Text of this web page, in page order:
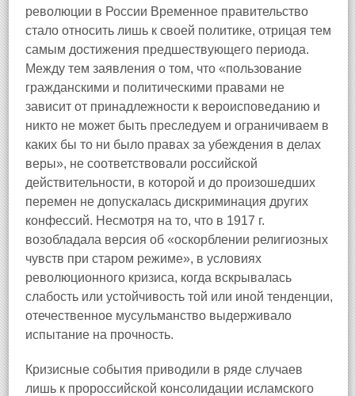
революции в России Временное правительство
стало относить лишь к своей политике, отрицая тем
самым достижения предшествующего периода.
Между тем заявления о том, что «пользование
гражданскими и политическими правами не
зависит от принадлежности к вероисповеданию и
никто не может быть преследуем и ограничиваем в
каких бы то ни было правах за убеждения в делах
веры», не соответствовали российской
действительности, в которой и до произошедших
перемен не допускалась дискриминация других
конфессий. Несмотря на то, что в 1917 г.
возобладала версия об «оскорблении религиозных
чувств при старом режиме», в условиях
революционного кризиса, когда вскрывалась
слабость или устойчивость той или иной тенденции,
отечественное мусульманство выдерживало
испытание на прочность.
Кризисные события приводили в ряде случаев
лишь к пророссийской консолидации исламского